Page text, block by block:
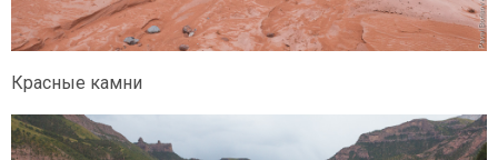
Красные камни